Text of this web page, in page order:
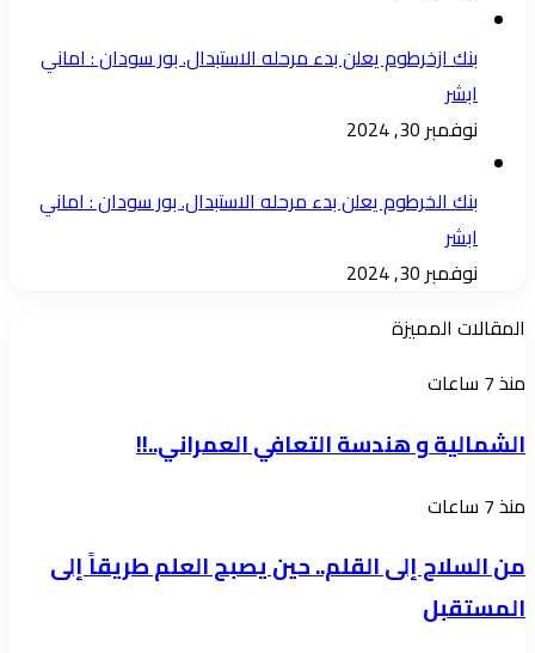
بنك ازخرطوم يعلن بدء مرحله الاستبدال. بور سودان : اماني
ابشر
نوفمبر 30, 2024
بنك الخرطوم يعلن بدء مرحله الاستبدال. بور سودان : اماني
ابشر
نوفمبر 30, 2024
المقالات المميزة
الشمالية
هندسة
العمراني..!!
منذ 7 ساعات
الشمالية و هندسة التعافي العمراني..!!
من
إلى
القلم..
منذ 7 ساعات
من السلاح إلى القلم.. حين يصبح العلم طريقاً إلى
المستقبل